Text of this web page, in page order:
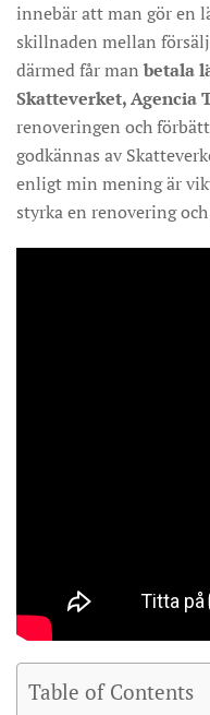
innebär att man gör en
skillnaden mellan
därmed får man betala
Skatteverket, Agencia
renoveringen och
godkännas av
enligt min mening är
styrka en renovering
Table of Contents